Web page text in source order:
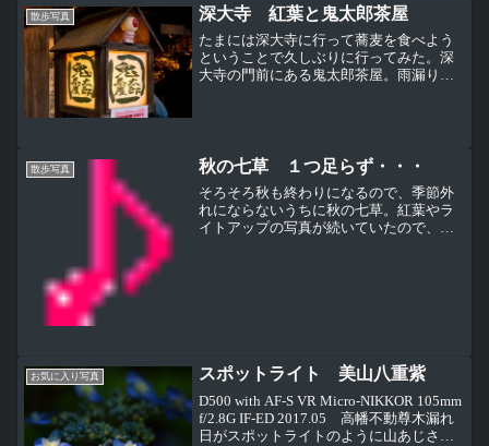
散歩写真 深大寺 紅葉と鬼太郎茶屋
たまには深大寺に行って蕎麦を食べよう
ということで久しぶりに行ってみた。深
大寺の門前にある鬼太郎茶屋。雨漏りで
散歩写真 秋の七草 １つ足らず・・・
そろそろ秋も終わりになるので、季節外
れにならないうちに秋の七草。紅葉やラ
イトアップの写真が続いていたので、散
お気に入り写真 スポットライト 美山八重紫
D500 with AF-S VR Micro-NIKKOR 105mm
f/2.8G IF-ED 2017.05 高幡不動尊木漏れ
日がスポットライトのように山あじさい